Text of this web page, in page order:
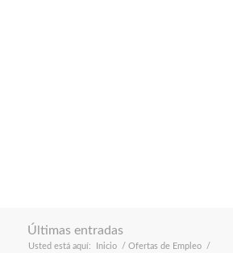
Últimas entradas
Usted está aquí: Inicio / Ofertas de Empleo
/